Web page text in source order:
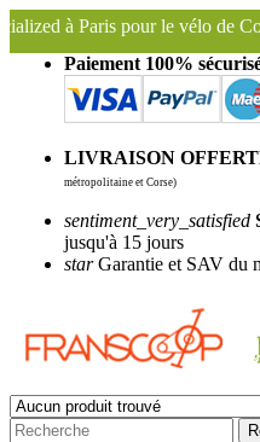
vélo de Course, de Gravel,
Paiement 100%
LIVRAISON
métropolitaine et Corse)
sentiment_very_satisfied
jusqu'à 15 jours
starGarantie et SAV du